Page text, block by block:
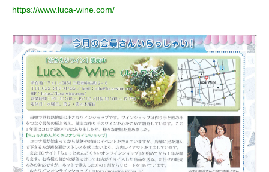
https://www.luca-wine.com/